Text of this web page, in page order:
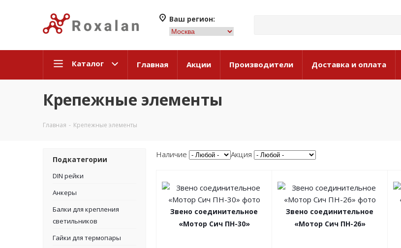
Ваш регион:
Каталог Главная Акции Производители Доставка и оплата
Крепежные элементы
Главная - Крепежные элементы
Подкатегории
DIN рейки
Анкеры
Балки для крепления
светильников
Гайки для термопары
Наличие Акция
Звено соединительное
«Мотор Сич ПН-30»
Звено соединительное
«Мотор Сич ПН-26»